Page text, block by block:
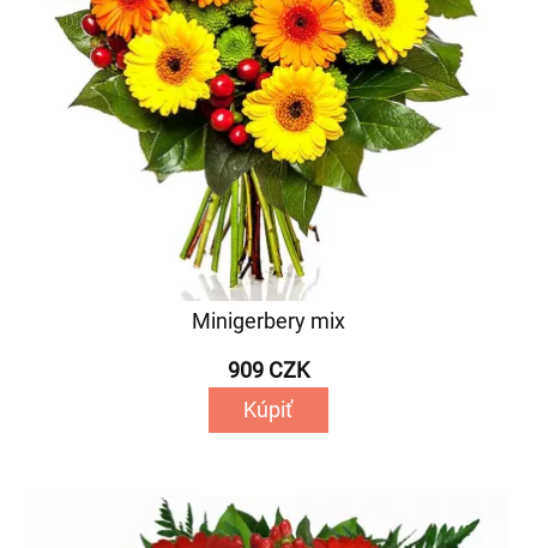
Minigerbery mix
909 CZK
Kúpiť